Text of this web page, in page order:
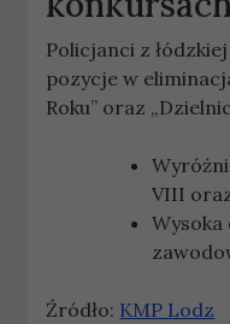
Policjanci z
pozycje w
Roku” oraz
VIII
Źródło: KMP Lodz